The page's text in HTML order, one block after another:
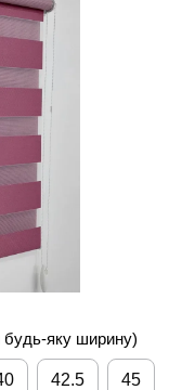
яку ширину)
42.5 45